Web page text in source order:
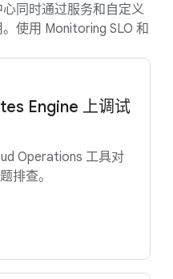
同时通过服务和自定义
使用 Monitoring SLO 和
Engine 上调试
Operations 工具对
排查。